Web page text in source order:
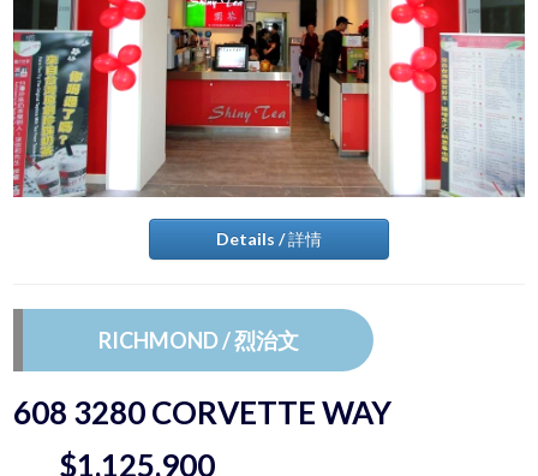
Details / 詳情
RICHMOND / 烈治文
608 3280 CORVETTE WAY
$1,125,900